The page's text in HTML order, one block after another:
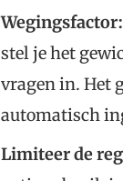
Wegingsfactor:
stel je het
vragen in. Het
automatisch
Limiteer de